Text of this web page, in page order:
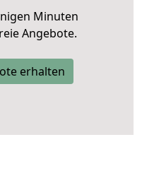
Minuten
Angebote.
erhalten